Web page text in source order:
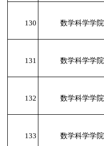
130 数学科学学院
131 数学科学学院
132 数学科学学院
133 数学科学学院